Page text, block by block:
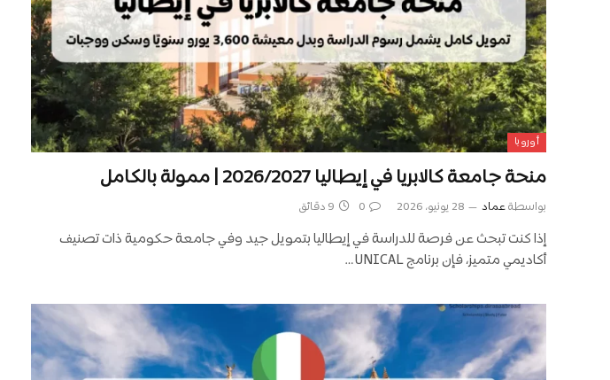
أوروبا
منحة جامعة كالابريا في إيطاليا 2026/2027 | ممولة بالكامل
بواسطةعماد 28 يونيو، 2026 0 9 دقائق
إذا كنت تبحث عن فرصة للدراسة في إيطاليا بتمويل جيد وفي جامعة حكومية ذات تصنيف
أكاديمي متميز، فإن برنامج UNICAL…